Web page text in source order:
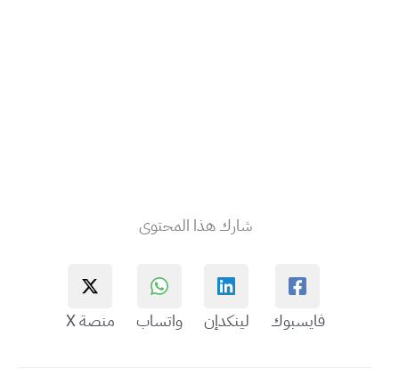
شارك هذا المحتوى
فايسبوك لينكدإن واتساب منصة X